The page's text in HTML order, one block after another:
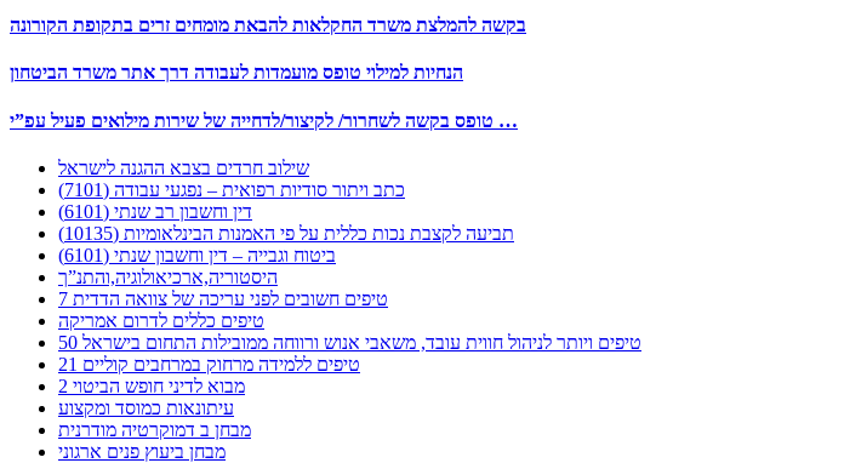
בקשה להמלצת משרד החקלאות להבאת מומחים זרים בתקופת הקורונה
הנחיות למילוי טופס מועמדות לעבודה דרך אתר משרד הביטחון
טופס בקשה לשחרור/ לקיצור/לדחייה של שירות מילואים פעיל עפ”י …
שילוב חרדים בצבא ההגנה לישראל
כתב ויתור סודיות רפואית – נפגעי עבודה (7101)
דין וחשבון רב שנתי (6101)
תביעה לקצבת נכות כללית על פי האמנות הבינלאומיות (10135)
ביטוח וגבייה – דין וחשבון שנתי (6101)
היסטוריה,ארכיאולוגיה,והתנ”ך
7 טיפים חשובים לפני עריכה של צוואה הדדית
טיפים כללים לדרום אמריקה
50 טיפים ויותר לניהול חווית עובד, משאבי אנוש ורווחה ממובילות התחום בישראל
21 טיפים ללמידה מרחוק במרחבים קוליים
מבוא לדיני חופש הביטוי 2
עיתונאות כמוסד ומקצוע
מבחן ב דמוקרטיה מודרנית
מבחן ביעוץ פנים ארגוני